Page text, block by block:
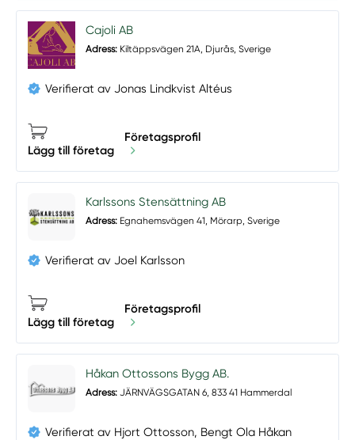
Cajoli AB
Adress: Kiltäppsvägen 21A, Djurås, Sverige
Verifierat av Jonas Lindkvist Altéus
Lägg till företag
Företagsprofil
Karlssons Stensättning AB
Adress: Egnahemsvägen 41, Mörarp, Sverige
Verifierat av Joel Karlsson
Lägg till företag
Företagsprofil
Håkan Ottossons Bygg AB.
Adress: JÄRNVÄGSGATAN 6, 833 41 Hammerdal
Verifierat av Hjort Ottosson, Bengt Ola Håkan